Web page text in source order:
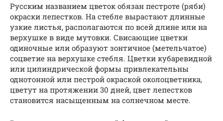
Русским названием цветок обязан пестроте (ряби)
окраски лепестков. На стебле вырастают длинные
узкие листья, располагаются по всей длине или на
верхушке в виде мутовки. Свисающие цветки
одиночные или образуют зонтичное (метельчатое)
соцветие на верхушке стебля. Цветки кубаревидной
или цилиндрической формы привлекательны
однотонной или пестрой окраской околоцветника,
цветут на протяжении 30 дней, цвет лепестков
становится насыщенным на солнечном месте.